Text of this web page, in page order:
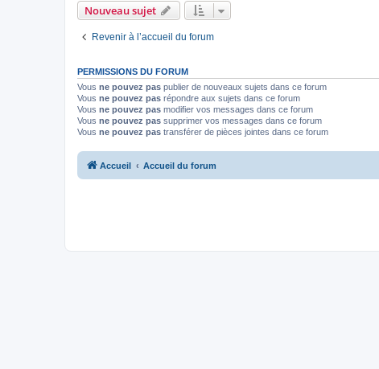
Nouveau sujet
Revenir à l’accueil du forum
PERMISSIONS DU FORUM
Vous ne pouvez pas publier de nouveaux sujets dans ce forum
Vous ne pouvez pas répondre aux sujets dans ce forum
Vous ne pouvez pas modifier vos messages dans ce forum
Vous ne pouvez pas supprimer vos messages dans ce forum
Vous ne pouvez pas transférer de pièces jointes dans ce forum
Accueil Accueil du forum